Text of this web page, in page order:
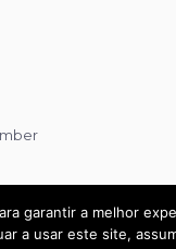
garantir a melhor
a usar este site,